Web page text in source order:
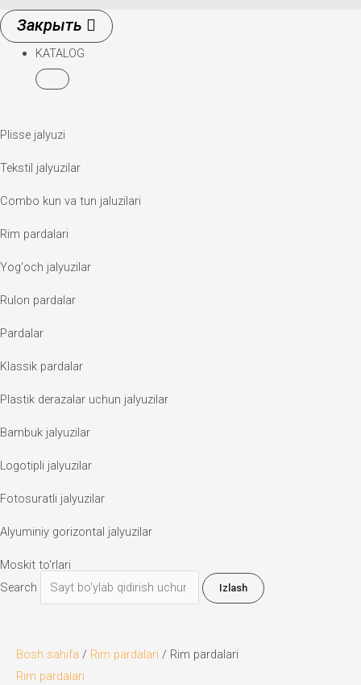
KATALOG
Plisse jalyuzi
Tekstil jalyuzilar
Combo kun va tun jaluzilari
Rim pardalari
Yog‘och jalyuzilar
Rulon pardalar
Pardalar
Klassik pardalar
Plastik derazalar uchun jalyuzilar
Bambuk jalyuzilar
Logotipli jalyuzilar
Fotosuratli jalyuzilar
Alyuminiy gorizontal jalyuzilar
Moskit to‘rlari
Search
Izlash
Bosh sahifa / Rim pardalari / Rim pardalari
Rim pardalari